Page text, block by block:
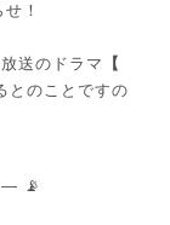
！
送のドラマ
【
とのことですの
— 📡